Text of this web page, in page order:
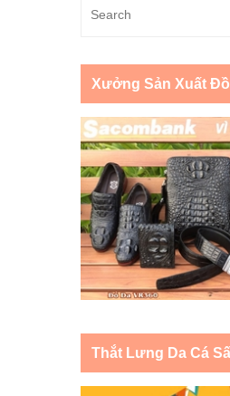
Xưởng Sản Xuất
Thắt Lưng Da Cá